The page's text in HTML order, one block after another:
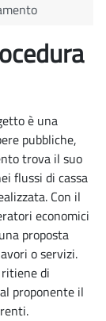
è una
pubbliche,
trova il suo
flussi di cassa
Con il
economici
proposta
o servizi.
ritiene di
proponente il